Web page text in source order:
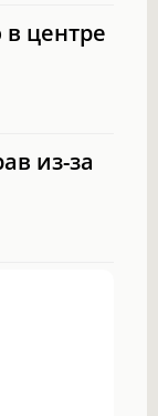
центре
из-за